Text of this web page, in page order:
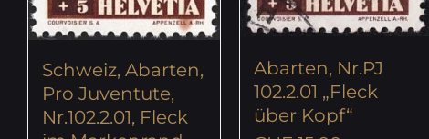
Schweiz, Abarten,
Pro Juventute,
Nr.102.2.01, Fleck
Abarten, Nr.PJ
102.2.01 „Fleck
über Kopf“